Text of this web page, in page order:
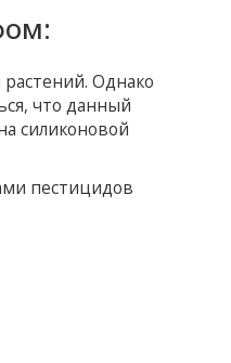
Однако
что данный
силиконовой
пестицидов